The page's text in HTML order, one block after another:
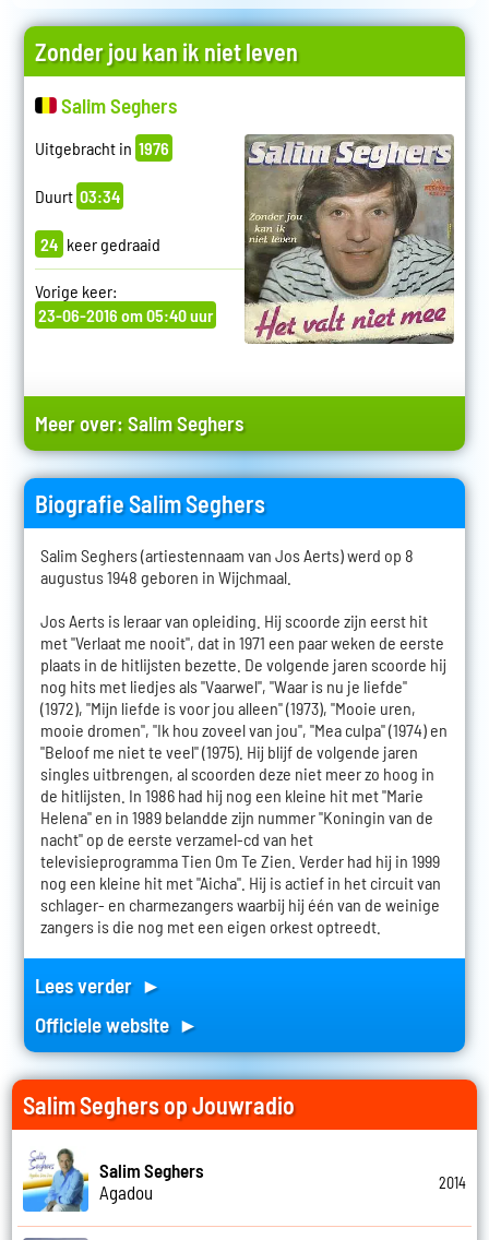
Zonder jou kan ik niet leven
Salim Seghers
Uitgebracht in 1976
Duurt 03:34
24 keer gedraaid
Vorige keer:
23-06-2016 om 05:40 uur
Meer over:Salim Seghers
Biografie Salim Seghers
Salim Seghers (artiestennaam van Jos Aerts) werd op 8
augustus 1948 geboren in Wijchmaal.
Jos Aerts is leraar van opleiding. Hij scoorde zijn eerst hit
met "Verlaat me nooit", dat in 1971 een paar weken de eerste
plaats in de hitlijsten bezette. De volgende jaren scoorde hij
nog hits met liedjes als "Vaarwel", "Waar is nu je liefde"
(1972), "Mijn liefde is voor jou alleen" (1973), "Mooie uren,
mooie dromen", "Ik hou zoveel van jou", "Mea culpa" (1974) en
"Beloof me niet te veel" (1975). Hij blijf de volgende jaren
singles uitbrengen, al scoorden deze niet meer zo hoog in
de hitlijsten. In 1986 had hij nog een kleine hit met "Marie
Helena" en in 1989 belandde zijn nummer "Koningin van de
nacht" op de eerste verzamel-cd van het
televisieprogramma Tien Om Te Zien. Verder had hij in 1999
nog een kleine hit met "Aicha". Hij is actief in het circuit van
schlager- en charmezangers waarbij hij één van de weinige
zangers is die nog met een eigen orkest optreedt.
Lees verder ►
Officiele website ►
Salim Seghers op Jouwradio
Salim Seghers
Agadou
2014